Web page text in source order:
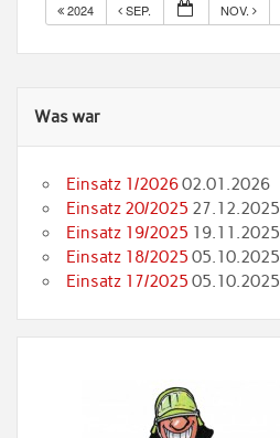
2024 SEP. NOV.
Was war
Einsatz 1/202602.01.2026
Einsatz 20/2025 27.12.2025
Einsatz 19/2025 19.11.2025
Einsatz 18/2025 05.10.2025
Einsatz 17/2025 05.10.2025